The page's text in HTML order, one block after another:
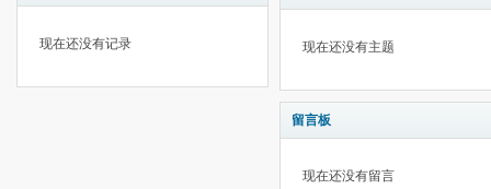
现在还没有记录 现在还没有主题
留言板
现在还没有留言